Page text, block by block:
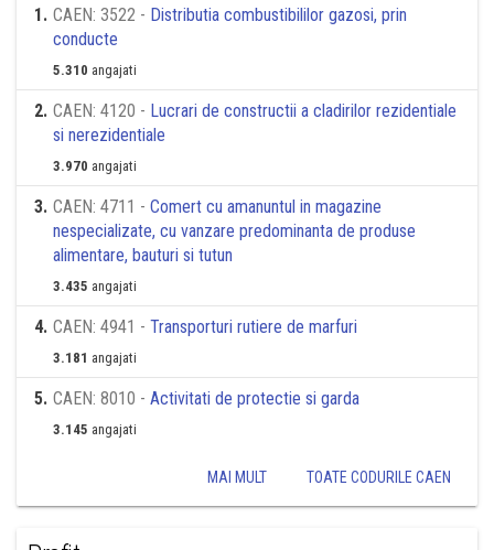
1. CAEN: 3522 - Distributia combustibililor gazosi, prin
conducte
5.310 angajati
2. CAEN: 4120 - Lucrari de constructii a cladirilor rezidentiale
si nerezidentiale
3.970 angajati
3. CAEN: 4711 - Comert cu amanuntul in magazine
nespecializate, cu vanzare predominanta de produse
alimentare, bauturi si tutun
3.435 angajati
4. CAEN: 4941 - Transporturi rutiere de marfuri
3.181 angajati
5. CAEN: 8010 - Activitati de protectie si garda
3.145 angajati
MAI MULT TOATE CODURILE CAEN